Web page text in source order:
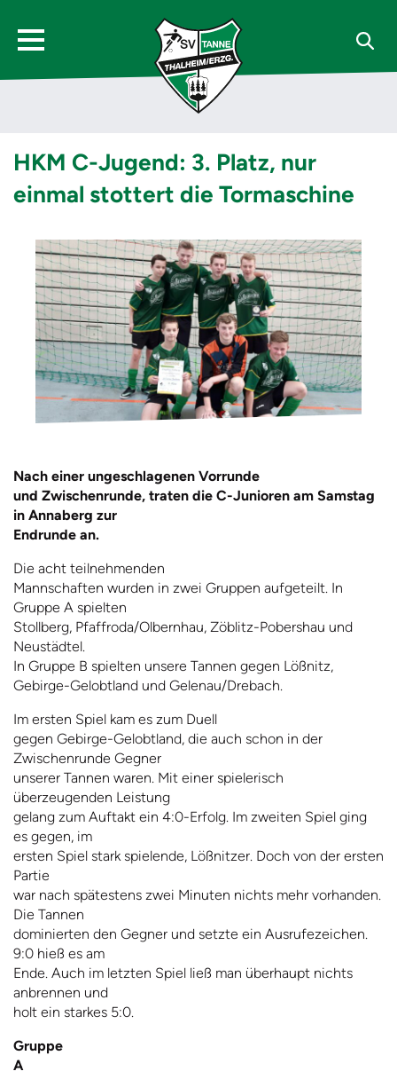
HKM C-Jugend: 3. Platz, nur
einmal stottert die Tormaschine
Nach einer ungeschlagenen Vorrunde
und Zwischenrunde, traten die C-Junioren am Samstag
in Annaberg zur
Endrunde an.
Die acht teilnehmenden
Mannschaften wurden in zwei Gruppen aufgeteilt. In
Gruppe A spielten
Stollberg, Pfaffroda/Olbernhau, Zöblitz-Pobershau und
Neustädtel.
In Gruppe B spielten unsere Tannen gegen Lößnitz,
Gebirge-Gelobtland und Gelenau/Drebach.
Im ersten Spiel kam es zum Duell
gegen Gebirge-Gelobtland, die auch schon in der
Zwischenrunde Gegner
unserer Tannen waren. Mit einer spielerisch
überzeugenden Leistung
gelang zum Auftakt ein 4:0-Erfolg. Im zweiten Spiel ging
es gegen, im
ersten Spiel stark spielende, Lößnitzer. Doch von der ersten
Partie
war nach spätestens zwei Minuten nichts mehr vorhanden.
Die Tannen
dominierten den Gegner und setzte ein Ausrufezeichen.
9:0 hieß es am
Ende. Auch im letzten Spiel ließ man überhaupt nichts
anbrennen und
holt ein starkes 5:0.
Gruppe
A